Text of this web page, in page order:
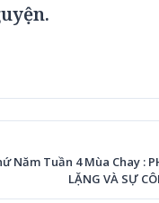
Năm Tuần 4 Mùa Chay :
LẶNG VÀ SỰ